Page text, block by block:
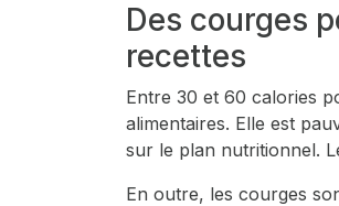
Des courges
recettes
Entre 30 et 60 calories
alimentaires. Elle est
sur le plan nutritionnel.
En outre, les courges